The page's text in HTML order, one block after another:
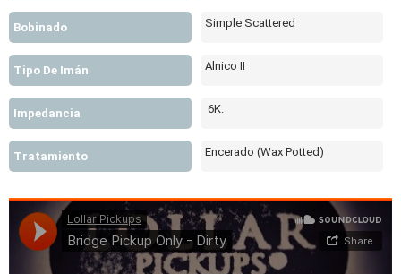
Bobinado Simple Scattered
Tipo De Imán Alnico II
Impedancia 6K.
Tratamiento Encerado (Wax Potted)